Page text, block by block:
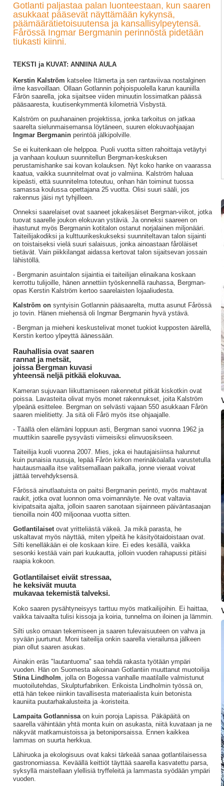
Gotlanti paljastaa palan luonteestaan, kun saaren
asukkaat pääsevät näyttämään kykynsä,
päämäärätietoisuutensa ja kansallisylpeytensä.
Fårössä Ingmar Bergmanin perinnöstä pidetään
tiukasti kiinni.
TEKSTI ja KUVAT: ANNIINA AULA
Kerstin Kalström katselee Itämerta ja sen rantaviivaa nostalginen
ilme kasvoillaan. Ollaan Gotlannin pohjoispuolella karun kauniilla
Fårön saarella, joka sijaitsee viiden minuutin lossimatkan päässä
pääsaaresta, kuutisenkymmentä kilometriä Visbystä.
Kalström on puuhanainen projektissa, jonka tarkoitus on jatkaa
saarelta sielunmaisemansa löytäneen, suuren elokuvaohjaajan
Ingmar Bergmaninperintöä jälkipolville.
Se ei kuitenkaan ole helppoa. Puoli vuotta sitten rahoittaja vetäytyi
ja vanhaan kouluun suunnitellun Bergman-keskuksen
perustamishanke sai kovan kolauksen. Nyt koko hanke on vaarassa
kaatua, vaikka suunnitelmat ovat jo valmiina. Kalström haluaa
kipeästi, että suunnitelma toteutuu, onhan hän toiminut tuossa
samassa koulussa opettajana 25 vuotta. Olisi suuri sääli, jos
rakennus jäisi nyt tyhjilleen.
Onneksi saarelaiset ovat saaneet jokakesäiset Bergman-viikot, jotka
tuovat saarelle joukon elokuvan ystäviä. Ja onneksi saareen on
ihastunut myös Bergmanin kotitalon ostanut norjalainen miljonääri.
Taiteilijakodiksi ja kulttuurikeskukseksi suunniteltavan talon sijainti
on toistaiseksi vielä suuri salaisuus, jonka ainoastaan fåröläiset
tietävät. Vain piikkilangat aidassa kertovat talon sijaitsevan jossain
lähistöllä.
- Bergmanin asuintalon sijaintia ei taiteilijan elinaikana koskaan
kerrottu tulijoille, hänen annettiin työskennellä rauhassa, Bergman-
opas Kerstin Kalström kertoo saarelaisten lojaaliudesta.
Kalström on syntyisin Gotlannin pääsaarelta, mutta asunut Fårössä
jo tovin. Hänen miehensä oli Ingmar Bergmanin hyvä ystävä.
- Bergman ja mieheni keskustelivat monet tuokiot kupposten äärellä,
Kerstin kertoo ylpeyttä äänessään.
Rauhallisia ovat saaren
rannat ja metsät,
joissa Bergman kuvasi
yhteensä neljä pitkää elokuvaa.
Kameran sujuvaan liikuttamiseen rakennetut pitkät kiskotkin ovat
poissa. Lavasteita olivat myös monet rakennukset, joita Kalström
ylpeänä esittelee. Bergman on selvästi vajaan 550 asukkaan Fårön
saaren mielitietty. Ja sitä oli Fårö myös itse ohjaajalle.
- Täällä olen elämäni loppuun asti, Bergman sanoi vuonna 1962 ja
muuttikin saarelle pysyvästi viimeisiksi elinvuosikseen.
Taiteilija kuoli vuonna 2007. Mies, joka ei hautajaisiinsa halunnut
kuin punaisia ruusuja, lepää Fårön kirkon merinäköalalla varustetulla
hautausmaalla itse valitsemallaan paikalla, jonne vieraat voivat
jättää tervehdyksensä.
Fårössä ainutlaatuista on paitsi Bergmanin perintö, myös mahtavat
raukit, jotka ovat luonnon oma voimannäyte. Ne ovat valtavia
kivipatsaita ajalta, jolloin saaren sanotaan sijainneen päiväntasaajan
tienoilla noin 400 miljoonaa vuotta sitten.
Gotlantilaiset ovat yritteliästä väkeä. Ja mikä parasta, he
uskaltavat myös näyttää, miten ylpeitä he käsityötaidoistaan ovat.
Silti kenelläkään ei ole koskaan kiire. Ei edes kesällä, vaikka
sesonki kestää vain pari kuukautta, jolloin vuoden rahapussi pitäisi
raapia kokoon.
Gotlantilaiset eivät stressaa,
he keksivät muuta
mukavaa tekemistä talveksi.
Koko saaren pysähtyneisyys tarttuu myös matkailijoihin. Ei haittaa,
vaikka taivaalta tulisi kissoja ja koiria, tunnelma on iloinen ja lämmin.
Silti usko omaan tekemiseen ja saaren tulevaisuuteen on vahva ja
syvään juurtunut. Moni taiteilija onkin saarella vierailunsa jälkeen
pian ollut saaren asukas.
Ainakin eräs "lautantuoma" saa tehdä rakasta työtään ympäri
vuoden. Hän on Suomesta aikoinaan Gotlantiin muuttanut muotoilija
Stina Lindholm , jolla on Bogessa vanhalle maatilalle valmistunut
muotoilutehdas, Skulpturfabriken. Erikoista Lindholmin työssä on,
että hän tekee niinkin tavallisesta materiaalista kuin betonista
kauniita puutarhakalusteita ja -koristeita.
Lampaita Gotlannissa on kuin poroja Lapissa. Päkäpäitä on
saarella vähintään yhtä monta kuin on asukasta, niitä kuvataan ja ne
näkyvät matkamuistoissa ja betoniporsaissa. Ennen kaikkea
lammas on suurta herkkua.
Lähiruoka ja ekologisuus ovat kaksi tärkeää sanaa gotlantilaisessa
gastronomiassa. Keväällä keittiöt täyttää saarella kasvatettu parsa,
syksyllä maistellaan ylellisiä tryffeleitä ja lammasta syödään ympäri
vuoden.